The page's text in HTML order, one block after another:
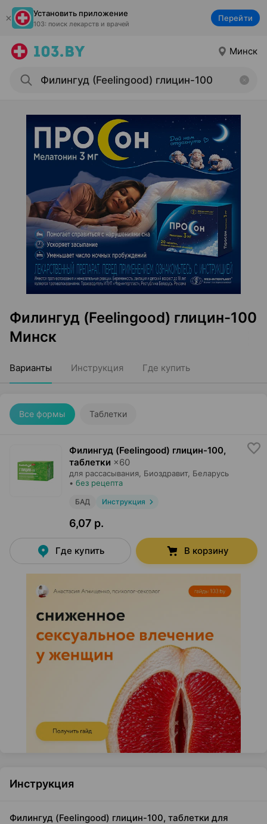
Установить приложение
103: поиск лекарств и врачей
Перейти
Минск
Филингуд (Feelingood) глицин-100
Минск
Варианты Инструкция Где купить
Все формы Таблетки
Филингуд (Feelingood) глицин-100,
таблетки ×60
для рассасывания, Биоздравит, Беларусь
• без рецепта
БАД Инструкция
6,07 р.
Где купить В корзину
Инструкция
Филингуд (Feelingood) глицин-100, таблетки для